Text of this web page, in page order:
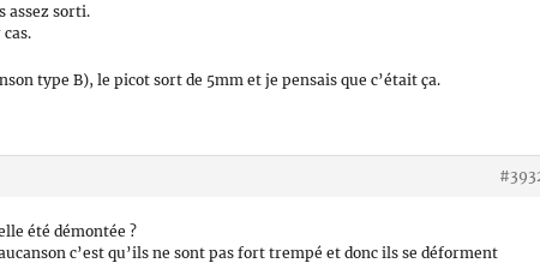
assez sorti.
type B), le picot sort de 5mm et je pensais que c’était ça.
été démontée ?
c’est qu’ils ne sont pas fort trempé et donc ils se déforment